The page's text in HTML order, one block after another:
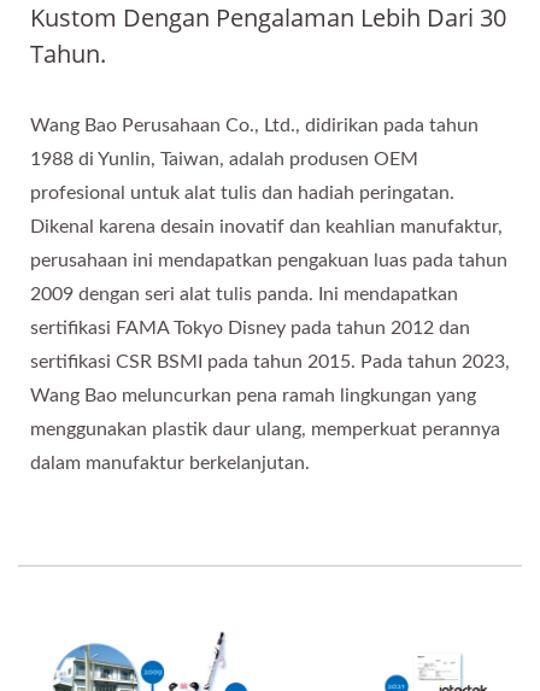
Kustom Dengan Pengalaman Lebih Dari 30
Tahun.
Wang Bao Perusahaan Co., Ltd., didirikan pada tahun
1988 di Yunlin, Taiwan, adalah produsen OEM
profesional untuk alat tulis dan hadiah peringatan.
Dikenal karena desain inovatif dan keahlian manufaktur,
perusahaan ini mendapatkan pengakuan luas pada tahun
2009 dengan seri alat tulis panda. Ini mendapatkan
sertifikasi FAMA Tokyo Disney pada tahun 2012 dan
sertifikasi CSR BSMI pada tahun 2015. Pada tahun 2023,
Wang Bao meluncurkan pena ramah lingkungan yang
menggunakan plastik daur ulang, memperkuat perannya
dalam manufaktur berkelanjutan.